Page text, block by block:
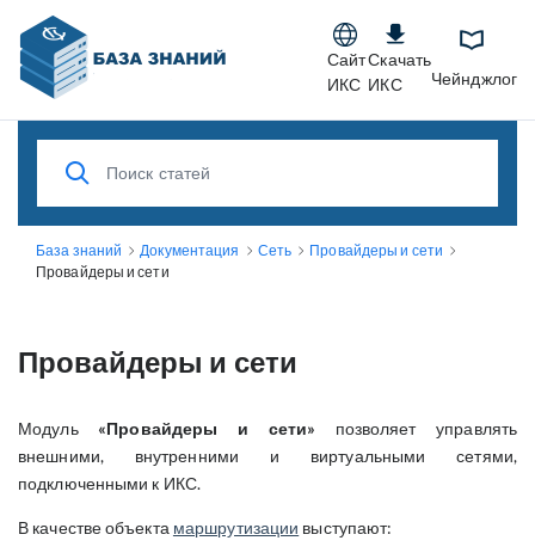
Сайт
ИКС
Скачать
ИКС
Чейнджлог
База знаний Документация Сеть
Провайдеры и сети
Провайдеры и сети
Провайдеры и сети
Модуль «Провайдеры и сети» позволяет управлять
внешними, внутренними и виртуальными сетями,
подключенными к ИКС.
В качестве объекта маршрутизации выступают: